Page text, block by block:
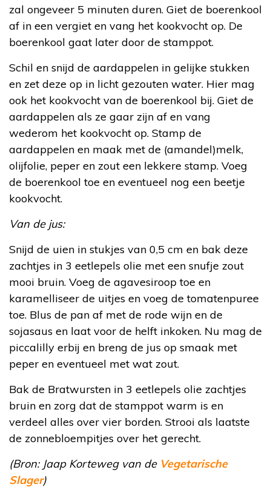
zal ongeveer 5 minuten duren. Giet de boerenkool
af in een vergiet en vang het kookvocht op. De
boerenkool gaat later door de stamppot.
Schil en snijd de aardappelen in gelijke stukken
en zet deze op in licht gezouten water. Hier mag
ook het kookvocht van de boerenkool bij. Giet de
aardappelen als ze gaar zijn af en vang
wederom het kookvocht op. Stamp de
aardappelen en maak met de (amandel)melk,
olijfolie, peper en zout een lekkere stamp. Voeg
de boerenkool toe en eventueel nog een beetje
kookvocht.
Van de jus:
Snijd de uien in stukjes van 0,5 cm en bak deze
zachtjes in 3 eetlepels olie met een snufje zout
mooi bruin. Voeg de agavesiroop toe en
karamelliseer de uitjes en voeg de tomatenpuree
toe. Blus de pan af met de rode wijn en de
sojasaus en laat voor de helft inkoken. Nu mag de
piccalilly erbij en breng de jus op smaak met
peper en eventueel met wat zout.
Bak de Bratwursten in 3 eetlepels olie zachtjes
bruin en zorg dat de stamppot warm is en
verdeel alles over vier borden. Strooi als laatste
de zonnebloempitjes over het gerecht.
(Bron: Jaap Korteweg van deVegetarische
Slager)